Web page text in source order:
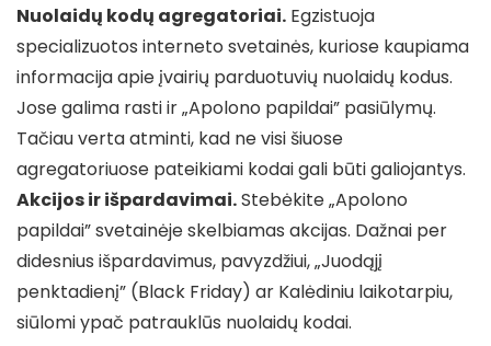
Nuolaidų kodų agregatoriai. Egzistuoja
specializuotos interneto svetainės, kuriose kaupiama
informacija apie įvairių parduotuvių nuolaidų kodus.
Jose galima rasti ir „Apolono papildai” pasiūlymų.
Tačiau verta atminti, kad ne visi šiuose
agregatoriuose pateikiami kodai gali būti galiojantys.
Akcijos ir išpardavimai.Stebėkite „Apolono
papildai” svetainėje skelbiamas akcijas. Dažnai per
didesnius išpardavimus, pavyzdžiui, „Juodąjį
penktadienį” (Black Friday) ar Kalėdiniu laikotarpiu,
siūlomi ypač patrauklūs nuolaidų kodai.